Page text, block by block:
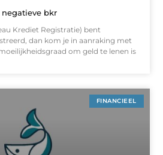
bkr
Krediet Registratie) bent
dan kom je in aanraking met
om geld te lenen is
FINANCIEEL